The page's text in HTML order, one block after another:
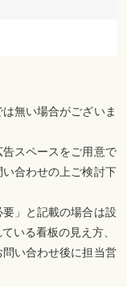
無い場合がございま
スペースをご用意で
合わせの上ご検討下
」と記載の場合は設
いる看板の見え方、
い合わせ後に担当営